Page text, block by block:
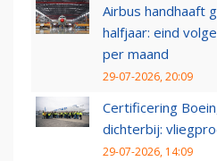
Airbus handhaaft
halfjaar: eind
per maand
29-07-2026, 20:09
Certificering
dichterbij:
29-07-2026, 14:09